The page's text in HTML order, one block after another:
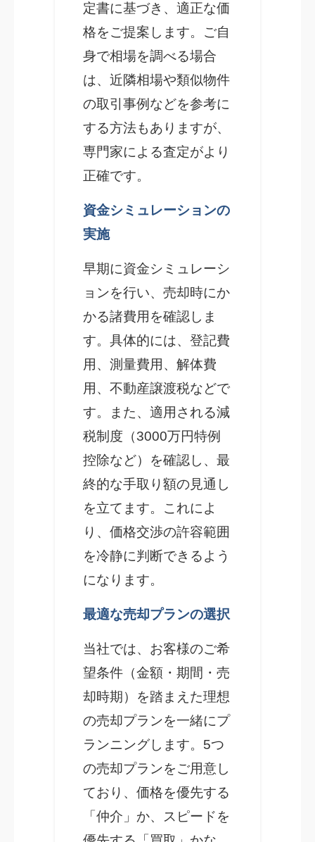
定書に基づき、適正な価
格をご提案します。ご自
身で相場を調べる場合
は、近隣相場や類似物件
の取引事例などを参考に
する方法もありますが、
専門家による査定がより
正確です。
資金シミュレーションの
実施
早期に資金シミュレーシ
ョンを行い、売却時にか
かる諸費用を確認しま
す。具体的には、登記費
用、測量費用、解体費
用、不動産譲渡税などで
す。また、適用される減
税制度（3000万円特例
控除など）を確認し、最
終的な手取り額の見通し
を立てます。これによ
り、価格交渉の許容範囲
を冷静に判断できるよう
になります。
最適な売却プランの選択
当社では、お客様のご希
望条件（金額・期間・売
却時期）を踏まえた理想
の売却プランを一緒にプ
ランニングします。5つ
の売却プランをご用意し
ており、価格を優先する
「仲介」か、スピードを